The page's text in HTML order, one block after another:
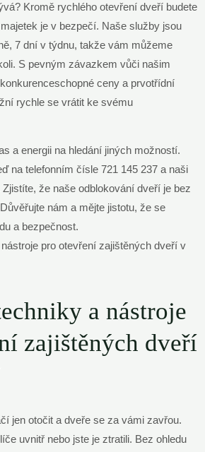
Kromě rychlého otevření dveří budete
je v bezpečí. Naše služby jsou
7 dní v týdnu, takže vám můžeme
S pevným závazkem vůči našim
ceny a prvotřídní
rychle se vrátit ke svému
a energii na hledání jiných možností.
na telefonním čísle 721 145 237 a naši
že naše odblokování dveří je bez
nám a mějte jistotu, že se
a bezpečnost.
a nástroje
zajištěných dveří
jen otočit a dveře se za vámi zavřou.
uvnitř nebo jste je ztratili. Bez ohledu